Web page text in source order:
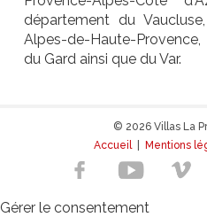
département du
Alpes-de-Haute-
du Gard ainsi que du Var.
© 2026 Villas La
Accueil| Mentions
Gérer le consentement